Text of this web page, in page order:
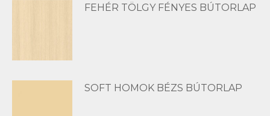
FEHÉR TÖLGY FÉNYES BÚTORLAP
SOFT HOMOK BÉZS BÚTORLAP